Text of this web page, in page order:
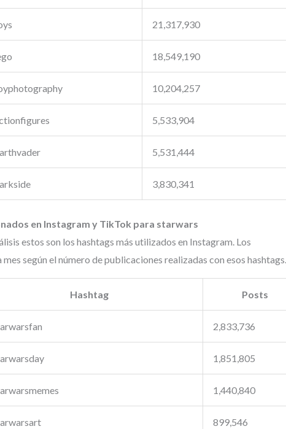
21,317,930
18,549,190
10,204,257
5,533,904
5,531,444
3,830,341
en Instagram y TikTok para starwars
estos son los hashtags más utilizados en Instagram. Los
según el número de publicaciones realizadas con esos hashtags.
Hashtag Posts
2,833,736
1,851,805
1,440,840
899,546